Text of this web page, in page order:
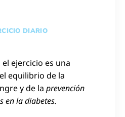
DIARIO
ejercicio es una
equilibrio de la
y de la prevención
en la diabetes.